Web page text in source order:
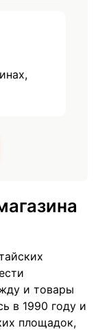
и товары
в 1990 году и
площадок,